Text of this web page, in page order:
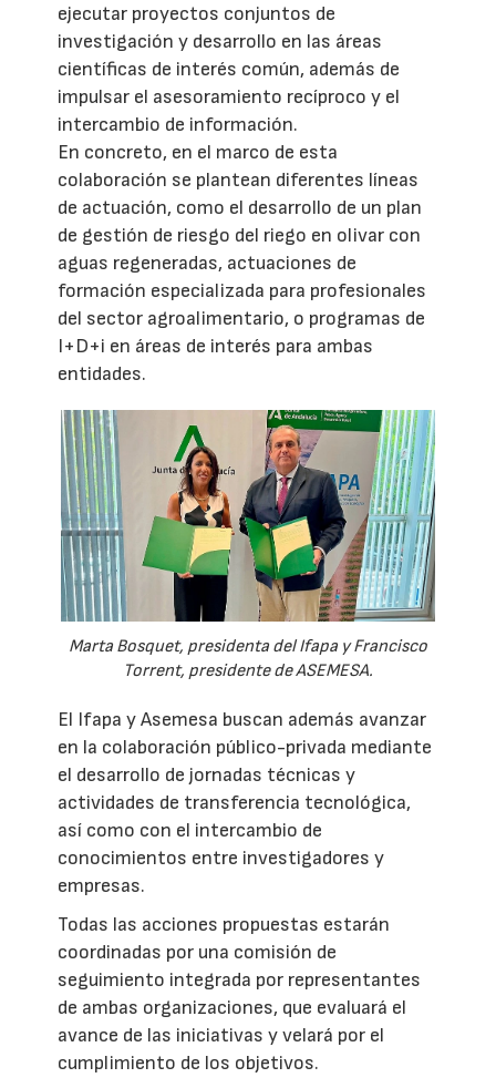
ejecutar proyectos conjuntos de
investigación y desarrollo en las áreas
científicas de interés común, además de
impulsar el asesoramiento recíproco y el
intercambio de información.
En concreto, en el marco de esta
colaboración se plantean diferentes líneas
de actuación, como el desarrollo de un plan
de gestión de riesgo del riego en olivar con
aguas regeneradas, actuaciones de
formación especializada para profesionales
del sector agroalimentario, o programas de
I+D+i en áreas de interés para ambas
entidades.
Marta Bosquet, presidenta del Ifapa y Francisco
Torrent, presidente de ASEMESA.
El Ifapa y Asemesa buscan además avanzar
en la colaboración público-privada mediante
el desarrollo de jornadas técnicas y
actividades de transferencia tecnológica,
así como con el intercambio de
conocimientos entre investigadores y
empresas.
Todas las acciones propuestas estarán
coordinadas por una comisión de
seguimiento integrada por representantes
de ambas organizaciones, que evaluará el
avance de las iniciativas y velará por el
cumplimiento de los objetivos.